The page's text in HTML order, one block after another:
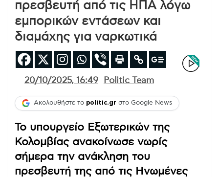
πρεσβευτή από τις ΗΠΑ λόγω
εμπορικών εντάσεων και
διαμάχης για ναρκωτικά
20/10/2025, 16:49 Politic Team
Ακολουθήστε το politic.gr στο Google News
Το υπουργείο Εξωτερικών της
Κολομβίας ανακοίνωσε νωρίς
σήμερα την ανάκληση του
πρεσβευτή της από τις Ηνωμένες